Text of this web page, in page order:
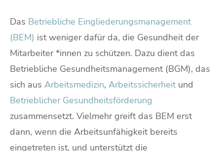
Das Betriebliche Eingliederungsmanagement
(BEM) ist weniger dafür da, die Gesundheit der
Mitarbeiter *innen zu schützen. Dazu dient das
Betriebliche Gesundheitsmanagement (BGM), das
sich aus Arbeitsmedizin, Arbeitssicherheitund
Betrieblicher Gesundheitsförderung
zusammensetzt. Vielmehr greift das BEM erst
dann, wenn die Arbeitsunfähigkeit bereits
eingetreten ist, und unterstützt die